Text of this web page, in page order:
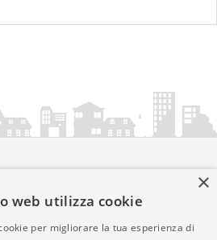
è una iniziativa diartemedia.it
05400000724
×
web utilizza cookie
per migliorare la tua esperienza di